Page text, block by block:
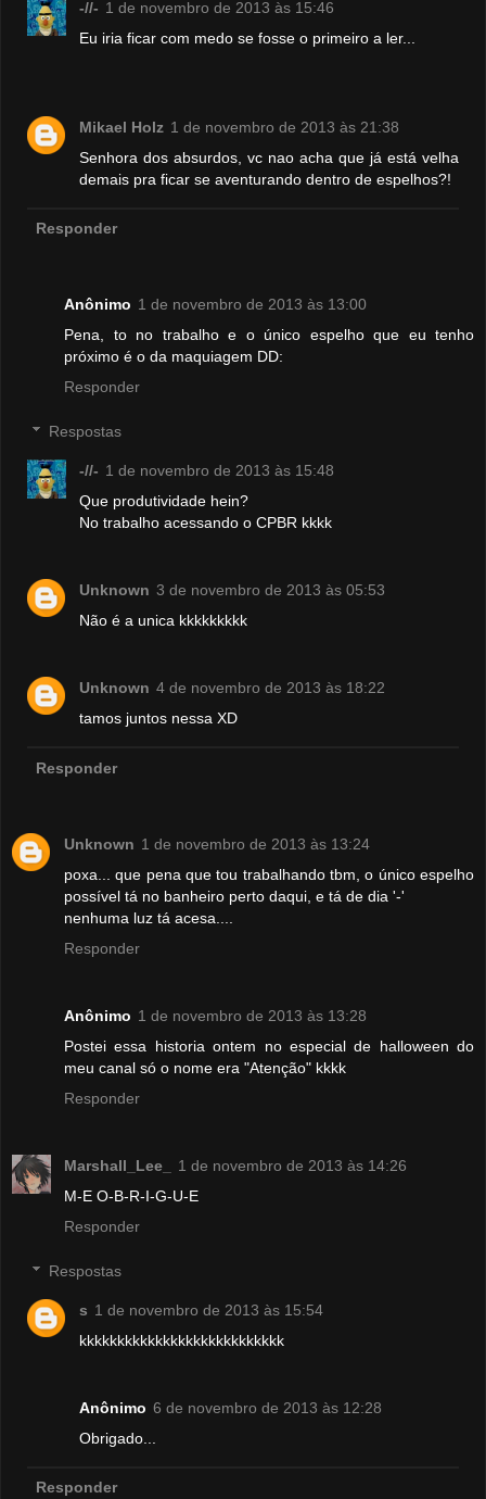
-//- 1 de novembro de 2013 às 15:46
Eu iria ficar com medo se fosse o primeiro a ler...
Mikael Holz 1 de novembro de 2013 às 21:38
Senhora dos absurdos, vc nao acha que já está velha
demais pra ficar se aventurando dentro de espelhos?!
Responder
Anônimo 1 de novembro de 2013 às 13:00
Pena, to no trabalho e o único espelho que eu tenho
próximo é o da maquiagem DD:
Responder
Respostas
-//- 1 de novembro de 2013 às 15:48
Que produtividade hein?
No trabalho acessando o CPBR kkkk
Unknown 3 de novembro de 2013 às 05:53
Não é a unica kkkkkkkkk
Unknown 4 de novembro de 2013 às 18:22
tamos juntos nessa XD
Responder
Unknown 1 de novembro de 2013 às 13:24
poxa... que pena que tou trabalhando tbm, o único espelho
possível tá no banheiro perto daqui, e tá de dia '-'
nenhuma luz tá acesa....
Responder
Anônimo 1 de novembro de 2013 às 13:28
Postei essa historia ontem no especial de halloween do
meu canal só o nome era "Atenção" kkkk
Responder
Marshall_Lee_
1 de novembro de 2013 às 14:26
M-E O-B-R-I-G-U-E
Responder
Respostas
s 1 de novembro de 2013 às 15:54
kkkkkkkkkkkkkkkkkkkkkkkkkkk
Anônimo 6 de novembro de 2013 às 12:28
Obrigado...
Responder